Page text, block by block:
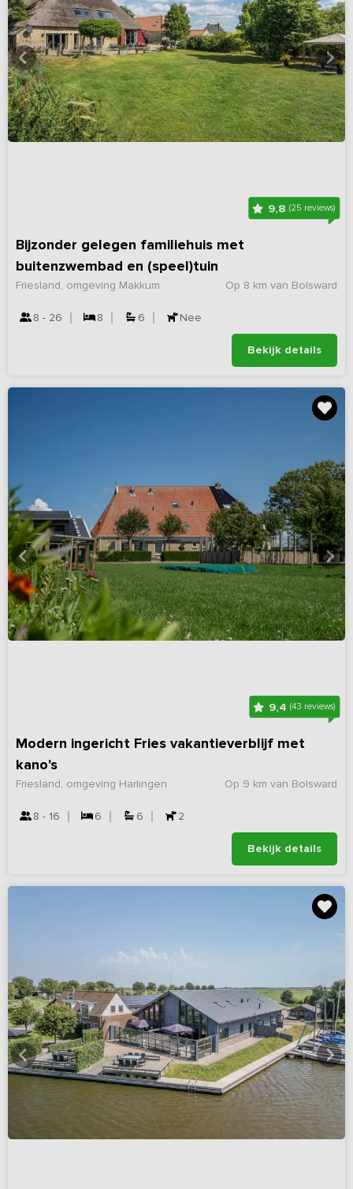
9,8 (25 reviews)
Bijzonder gelegen familiehuis met
buitenzwembad en (speel)tuin
Op 8 km van Bolsward
Friesland, omgeving Makkum
8 - 26 8 6 Nee
Bekijk details
9,4 (43 reviews)
Modern ingericht Fries vakantieverblijf met
kano's
Op 9 km van Bolsward
Friesland, omgeving Harlingen
8 - 16 6 6 2
Bekijk details